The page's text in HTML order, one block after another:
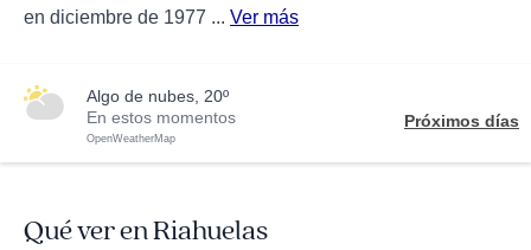
en diciembre de 1977 ... Ver más
algo de nubes, 20º
En estos momentos
OpenWeatherMap
Próximos días
Qué ver en Riahuelas